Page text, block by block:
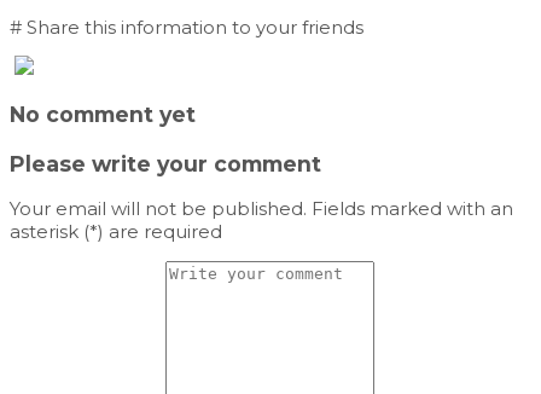
# Share this information to your friends
No comment yet
Please write your comment
Your email will not be published. Fields marked with an
asterisk (*) are required